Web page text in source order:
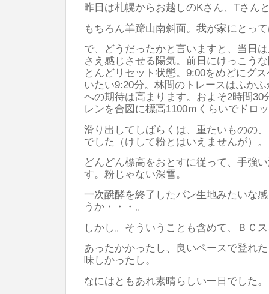
昨日は札幌からお越しのKさん、Tさん
もちろん羊蹄山南斜面。我が家にとっ
で、どうだったかと言いますと、当日
さえ感じさせる陽気。前日にけっこう
とんどリセット状態。9:00をめどにグ
いたい9:20分。林間のトレースはふか
への期待は高まります。およそ2時間30
レンを合図に標高1100ｍくらいでドロ
滑り出してしばらくは、重たいものの
でした（けして粉とはいえませんが）。
どんどん標高をおとすに従って、手強
す。粉じゃない深雪。
一次醗酵を終了したパン生地みたいな
うか・・・。
しかし。そういうことも含めて、ＢＣ
あったかかったし、良いペースで登れ
味しかったし。
なにはともあれ素晴らしい一日でした。